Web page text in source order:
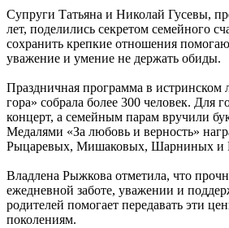
Супруги Татьяна и Николай Гусевы,
лет, поделились секретом семейного
сохранить крепкие отношения
уважение и умение не держать обиды.
Праздничная программа в истринском
гора» собрала более 300 человек. Для
концерт, а семейным парам вручили
Медалями «За любовь и верность»
Рыцаревых, Мишаковых, Шарниных и
Владлена Рыжкова отметила, что
ежедневной заботе, уважении и
родителей помогает передавать эти
поколениям.